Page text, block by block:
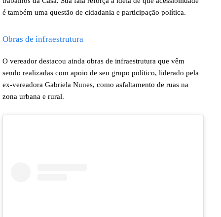
é também uma questão de cidadania e participação política.
Obras de infraestrutura
O vereador destacou ainda obras de infraestrutura que vêm
sendo realizadas com apoio de seu grupo político, liderado pela
ex-vereadora Gabriela Nunes, como asfaltamento de ruas na
zona urbana e rural.